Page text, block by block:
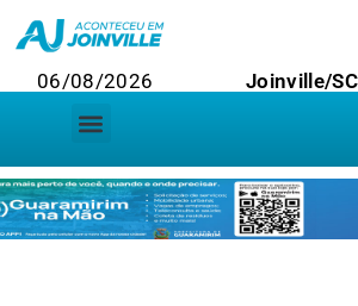
06/08/2026 Joinville/SC